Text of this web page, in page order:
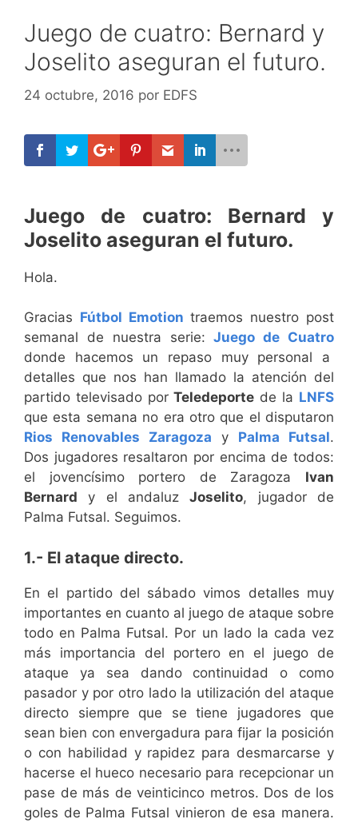
Juego de cuatro: Bernard y
Joselito aseguran el futuro.
24 octubre, 2016 por EDFS
Juego de cuatro: Bernard y
Joselito aseguran el futuro.
Hola.
Gracias Fútbol Emotion traemos nuestro post
semanal de nuestra serie:Juego de Cuatro
donde hacemos un repaso muy personal a
detalles que nos han llamado la atención del
partido televisado por Teledeporte de la LNFS
que esta semana no era otro que el disputaron
Rios Renovables Zaragoza y Palma Futsal.
Dos jugadores resaltaron por encima de todos:
el jovencísimo portero de Zaragoza Ivan
Bernard y el andaluzJoselito, jugador de
Palma Futsal. Seguimos.
1.- El ataque directo.
En el partido del sábado vimos detalles muy
importantes en cuanto al juego de ataque sobre
todo en Palma Futsal. Por un lado la cada vez
más importancia del portero en el juego de
ataque ya sea dando continuidad o como
pasador y por otro lado la utilización del ataque
directo siempre que se tiene jugadores que
sean bien con envergadura para fijar la posición
o con habilidad y rapidez para desmarcarse y
hacerse el hueco necesario para recepcionar un
pase de más de veinticinco metros. Dos de los
goles de Palma Futsal vinieron de esa manera.